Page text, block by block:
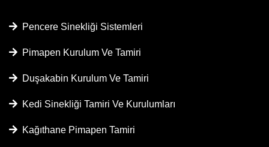
Pencere Sinekliği Sistemleri
Pimapen Kurulum Ve Tamiri
Duşakabin Kurulum Ve Tamiri
Kedi Sinekliği Tamiri Ve Kurulumları
Kağıthane Pimapen Tamiri